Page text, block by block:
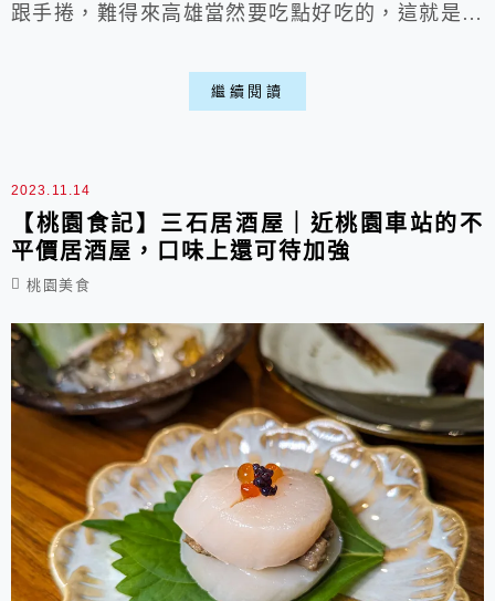
跟手捲，難得來高雄當然要吃點好吃的，這就是這
料，抱持著小小悲傷歸去，果然對同行的話真的別
繼續閱讀
2023.11.14
【桃園食記】三石居酒屋｜近桃園車站的不
平價居酒屋，口味上還可待加強
桃園美食